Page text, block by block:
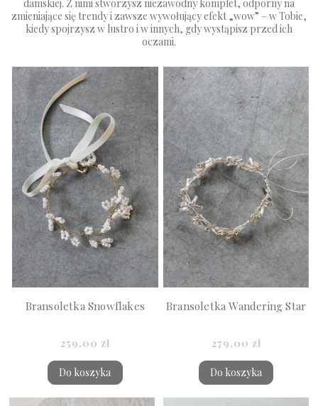
damskiej. Z nimi stworzysz niezawodny komplet, odporny na
zmieniające się trendy i zawsze wywołujący efekt „wow” – w Tobie,
kiedy spojrzysz w lustro i w innych, gdy wystąpisz przed ich
oczami.
Bransoletka Snowflakes
259,00 zł
Do koszyka
Bransoletka Wandering Star
279,00 zł
Do koszyka